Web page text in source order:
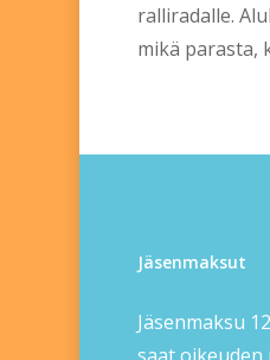
ralliradalle.
mikä parasta,
Jäsenmaksut
Jäsenmaksu